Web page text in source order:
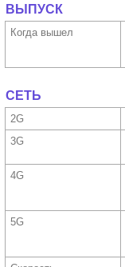
ВЫПУСК
Когда вышел
СЕТЬ
2G
3G
4G
5G